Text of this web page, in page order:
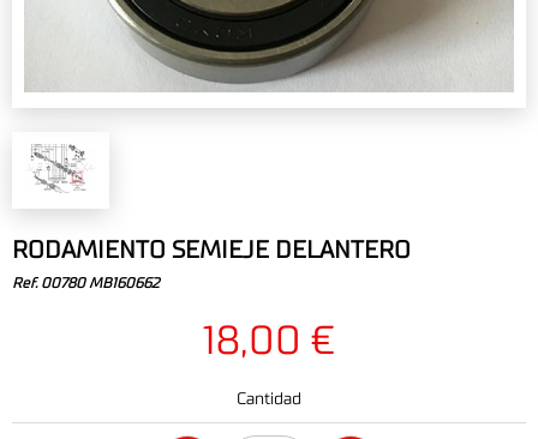
RODAMIENTO SEMIEJE DELANTERO
Ref. 00780 MB160662
18,00 €
Cantidad